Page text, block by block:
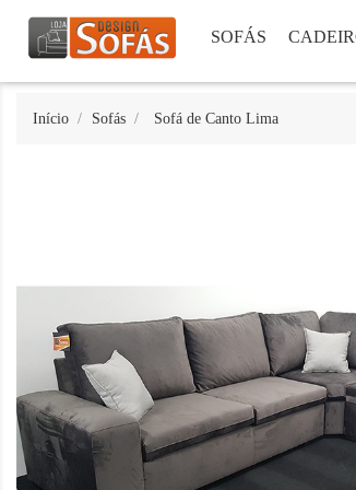
SOFÁS
Início Sofás Sofá de Canto Lima